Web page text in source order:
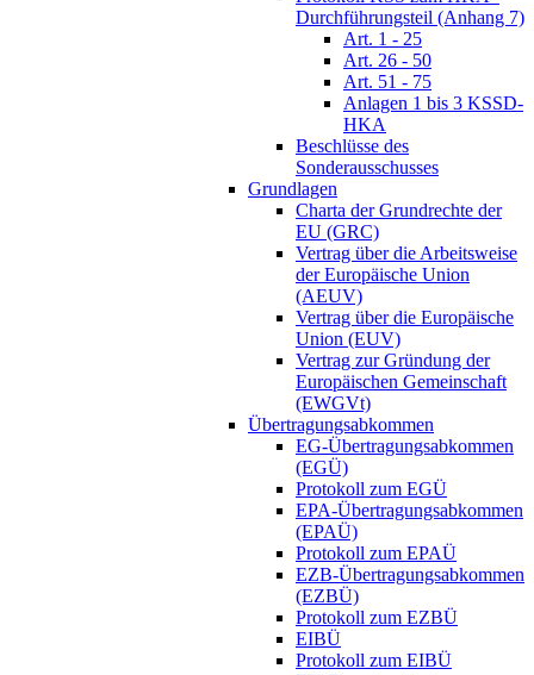
Durchführungsteil (Anhang 7)
Art. 1 - 25
Art. 26 - 50
Art. 51 - 75
Anlagen 1 bis 3 KSSD-
HKA
Beschlüsse des
Sonderausschusses
Grundlagen
Charta der Grundrechte der
EU (GRC)
Vertrag über die Arbeitsweise
der Europäische Union
(AEUV)
Vertrag über die Europäische
Union (EUV)
Vertrag zur Gründung der
Europäischen Gemeinschaft
(EWGVt)
Übertragungsabkommen
EG-Übertragungsabkommen
(EGÜ)
Protokoll zum EGÜ
EPA-Übertragungsabkommen
(EPAÜ)
Protokoll zum EPAÜ
EZB-Übertragungsabkommen
(EZBÜ)
Protokoll zum EZBÜ
EIBÜ
Protokoll zum EIBÜ